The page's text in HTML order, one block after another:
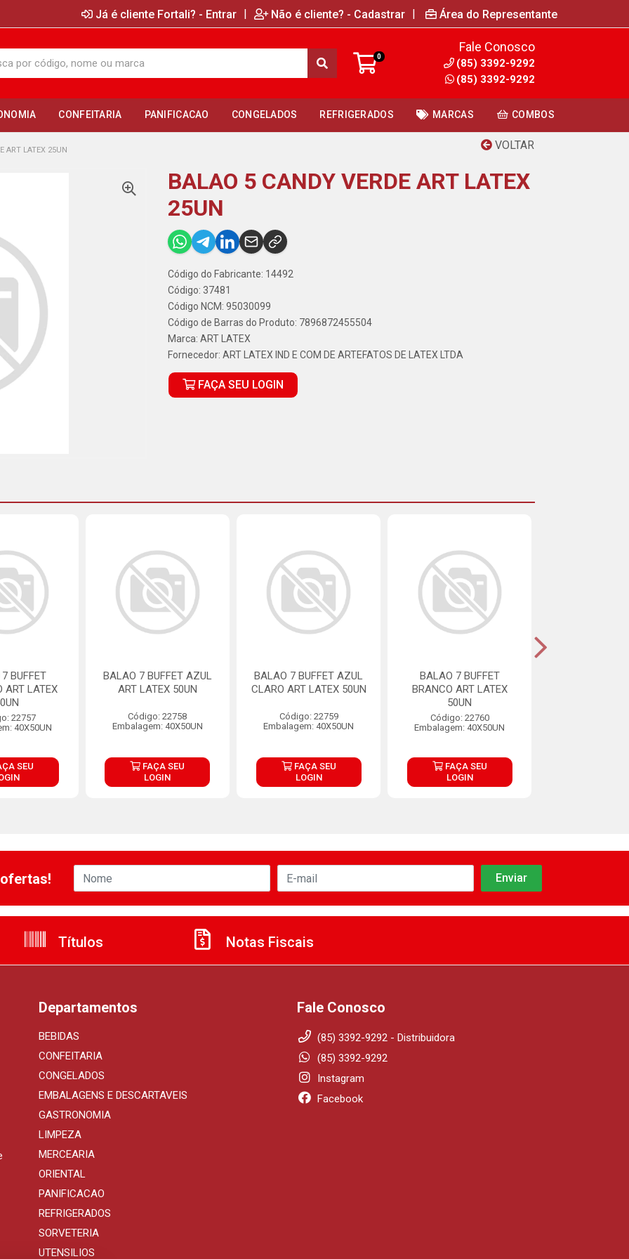
Já é cliente Fortali? - Entrar | Não é cliente? - Cadastrar | Área do Representante
0
Fale Conosco
(85) 3392-9292
(85) 3392-9292
CONFEITARIA PANIFICACAO CONGELADOS REFRIGERADOS MARCAS COMBOS
VOLTAR
ART LATEX 25UN
BALAO 5 CANDY VERDE ART LATEX
25UN
Código do Fabricante: 14492
Código: 37481
Código NCM: 95030099
Código de Barras do Produto: 7896872455504
Marca: ART LATEX
Fornecedor: ART LATEX IND E COM DE ARTEFATOS DE LATEX LTDA
FAÇA SEU LOGIN
BUFFET
ART LATEX
22757
40X50UN
SEU
BALAO 7 BUFFET AZUL
ART LATEX 50UN
Código: 22758
Embalagem: 40X50UN
FAÇA SEU
LOGIN
BALAO 7 BUFFET AZUL
CLARO ART LATEX 50UN
Código: 22759
Embalagem: 40X50UN
FAÇA SEU
LOGIN
BALAO 7 BUFFET
BRANCO ART LATEX
50UN
Código: 22760
Embalagem: 40X50UN
FAÇA SEU
LOGIN
Títulos Notas Fiscais
Departamentos
BEBIDAS
CONFEITARIA
CONGELADOS
EMBALAGENS E DESCARTAVEIS
GASTRONOMIA
LIMPEZA
MERCEARIA
ORIENTAL
PANIFICACAO
REFRIGERADOS
SORVETERIA
UTENSILIOS
Fale Conosco
(85) 3392-9292 - Distribuidora
(85) 3392-9292
Instagram
Facebook